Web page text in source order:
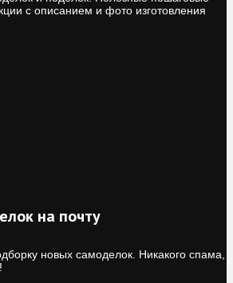
с описанием и фото изготовления
на почту
новых самоделок. Никакого спама,